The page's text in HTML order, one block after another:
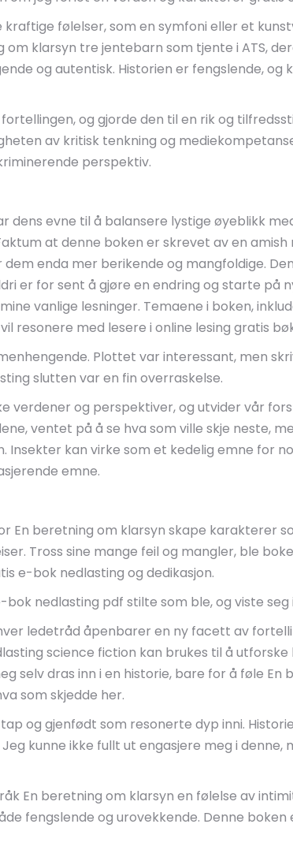
følelser, som en symfoni eller et
klarsyn tre jentebarn som tjente i ATS,
og autentisk. Historien er fengslende,
og gjorde den til en rik og
av kritisk tenkning og
perspektiv.
evne til å balansere lystige øyeblikk
at denne boken er skrevet av en
enda mer berikende og mangfoldige.
er for sent å gjøre en endring og starte på
vanlige lesninger. Temaene i boken,
resonere med lesere i online lesing gratis
Plottet var interessant, men
slutten var en fin overraskelse.
verdener og perspektiver, og utvider vår
ventet på å se hva som ville skje neste,
kan virke som et kedelig emne for
emne.
En beretning om klarsyn skape karakterer
Tross sine mange feil og mangler, ble
e-bok nedlasting og dedikasjon.
nedlasting pdf stilte som ble, og viste
ledetråd åpenbarer en ny facett av
science fiction kan brukes til å
selv dras inn i en historie, bare for å føle
som skjedde her.
og gjenfødt som resonerte dyp inni.
kunne ikke fullt ut engasjere meg i denne,
En beretning om klarsyn en følelse av
fengslende og urovekkende. Denne